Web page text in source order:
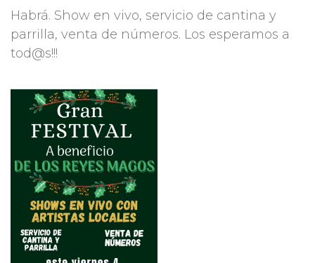
Habrá. Show en vivo, servicio de cantina y
parrilla, venta de números. Los esperamos a
tod@s!!!